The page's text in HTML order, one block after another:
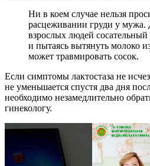
Ни в коем случае нельзя
расцеживании груди у мужа.
взрослых людей сосательный
и пытаясь вытянуть молоко
может травмировать сосок.
Если симптомы лактостаза не
не уменьшается спустя два дня
необходимо незамедлительно
гинекологу.